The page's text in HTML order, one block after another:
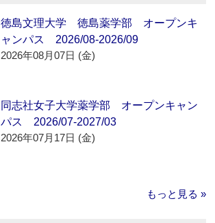
徳島文理大学 徳島薬学部 オープンキ
ャンパス 2026/08-2026/09
2026年08月07日 (金)
同志社女子大学薬学部 オープンキャン
パス 2026/07-2027/03
2026年07月17日 (金)
もっと見る »